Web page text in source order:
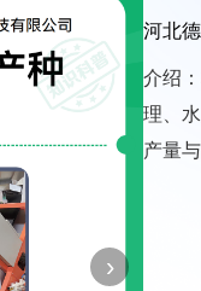
›
河北
介绍：
理、
产量与